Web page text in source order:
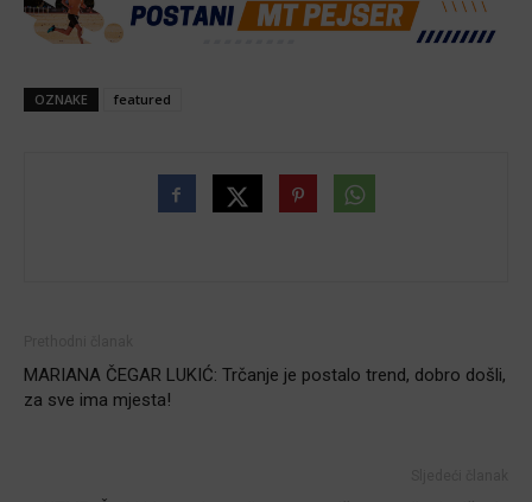
OZNAKE featured
MARIANA ČEGAR LUKIĆ: Trčanje je postalo trend, dobro došli,
za sve ima mjesta!